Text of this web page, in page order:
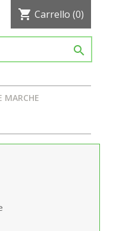
shopping_cart Carrello (0)

MARCHE